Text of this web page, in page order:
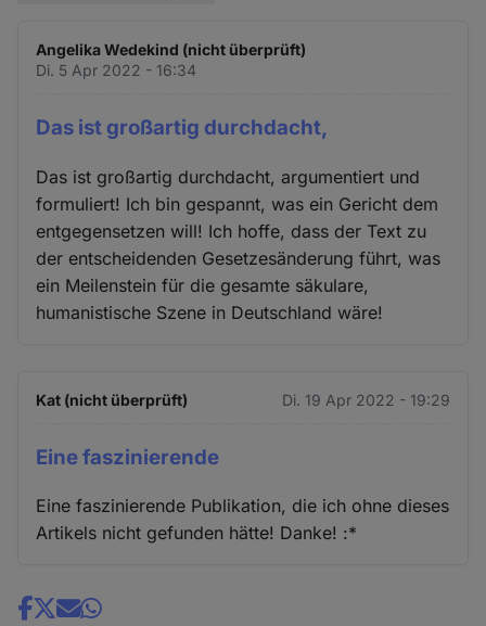
Angelika Wedekind (nicht überprüft)
Di. 5 Apr 2022 - 16:34
Das ist großartig durchdacht,
Das ist großartig durchdacht, argumentiert und
formuliert! Ich bin gespannt, was ein Gericht dem
entgegensetzen will! Ich hoffe, dass der Text zu
der entscheidenden Gesetzesänderung führt, was
ein Meilenstein für die gesamte säkulare,
humanistische Szene in Deutschland wäre!
Kat (nicht überprüft) Di. 19 Apr 2022 - 19:29
Eine faszinierende
Eine faszinierende Publikation, die ich ohne dieses
Artikels nicht gefunden hätte! Danke! :*